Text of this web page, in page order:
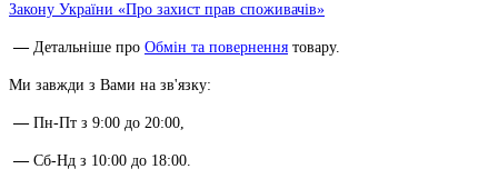
Закону України «Про захист прав споживачів»
— Детальніше про Обмін та повернення товару.
Ми завжди з Вами на зв'язку:
— Пн-Пт з 9:00 до 20:00,
— Сб-Нд з 10:00 до 18:00.